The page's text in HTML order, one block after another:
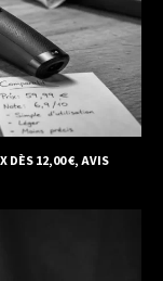
DÈS 12,00 €, AVIS